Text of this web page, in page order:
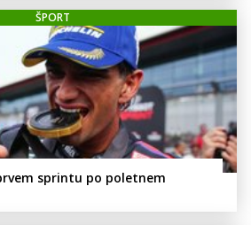
ŠPORT
sprintu po poletnem